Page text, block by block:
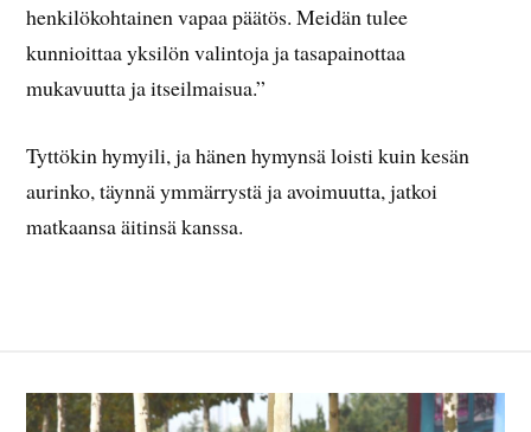
henkilökohtainen vapaa päätös. Meidän tulee
kunnioittaa yksilön valintoja ja tasapainottaa
mukavuutta ja itseilmaisua.”
Tyttökin hymyili, ja hänen hymynsä loisti kuin kesän
aurinko, täynnä ymmärrystä ja avoimuutta, jatkoi
matkaansa äitinsä kanssa.